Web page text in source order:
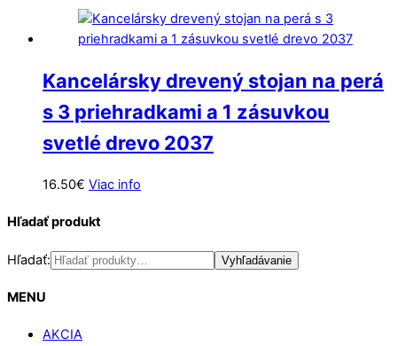
Kancelársky drevený stojan na perá
s 3 priehradkami a 1 zásuvkou
svetlé drevo 2037
16.50€ Viac info
Hľadať produkt
Hľadať: Vyhľadávanie
MENU
AKCIA